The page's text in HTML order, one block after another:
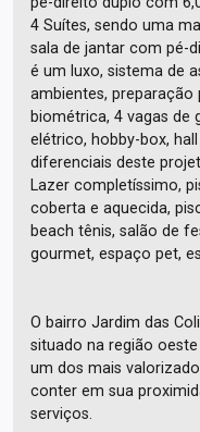
4 Suítes, sendo uma
sala de jantar com pé-
é um luxo, sistema de
ambientes,
biométrica, 4 vagas de
elétrico, hobby-box,
diferenciais deste
Lazer completíssimo,
coberta e aquecida,
beach tênis, salão de
gourmet, espaço pet,
O bairro Jardim das
situado na região
um dos mais
conter em sua
serviços.